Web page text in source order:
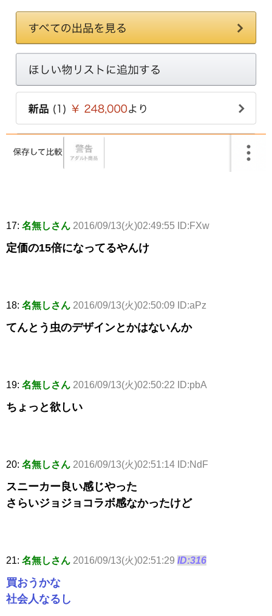
17: 名無しさん 2016/09/13(火)02:49:55 ID:FXw
定価の15倍になってるやんけ
18: 名無しさん 2016/09/13(火)02:50:09 ID:aPz
てんとう虫のデザインとかはないんか
19: 名無しさん 2016/09/13(火)02:50:22 ID:pbA
ちょっと欲しい
20: 名無しさん 2016/09/13(火)02:51:14 ID:NdF
スニーカー良い感じやった
さらいジョジョコラボ感なかったけど
21: 名無しさん 2016/09/13(火)02:51:29 ID:316
買おうかな
社会人なるし